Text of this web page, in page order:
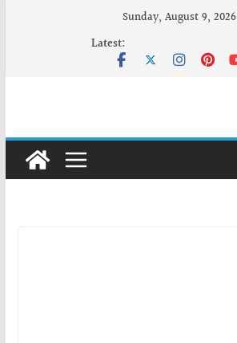
Sunday, August 9, 2026
Latest: